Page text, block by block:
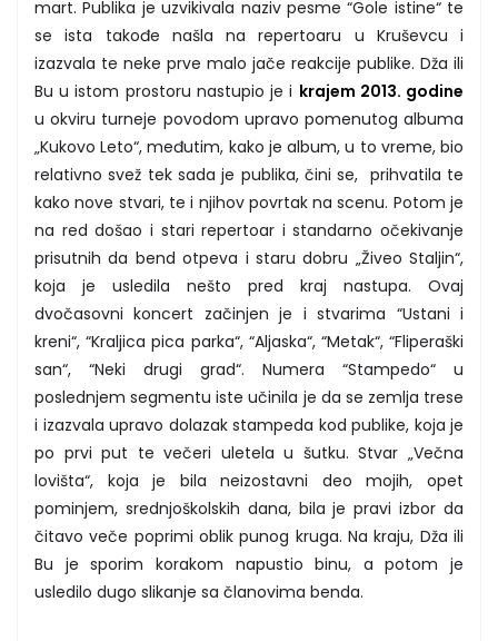
mart. Publika je uzvikivala naziv pesme “Gole istine“ te
se ista takođe našla na repertoaru u Kruševcu i
izazvala te neke prve malo jače reakcije publike. Dža ili
Bu u istom prostoru nastupio je i krajem 2013. godine
u okviru turneje povodom upravo pomenutog albuma
„Kukovo Leto“, međutim, kako je album, u to vreme, bio
relativno svež tek sada je publika, čini se, prihvatila te
kako nove stvari, te i njihov povrtak na scenu. Potom je
na red došao i stari repertoar i standarno očekivanje
prisutnih da bend otpeva i staru dobru „Živeo Staljin“,
koja je usledila nešto pred kraj nastupa. Ovaj
dvočasovni koncert začinjen je i stvarima “Ustani i
kreni“, “Kraljica pica parka“, “Aljaska“, “Metak“, “Fliperaški
san“, “Neki drugi grad“. Numera “Stampedo“ u
poslednjem segmentu iste učinila je da se zemlja trese
i izazvala upravo dolazak stampeda kod publike, koja je
po prvi put te večeri uletela u šutku. Stvar „Večna
lovišta“, koja je bila neizostavni deo mojih, opet
pominjem, srednjoškolskih dana, bila je pravi izbor da
čitavo veče poprimi oblik punog kruga. Na kraju, Dža ili
Bu je sporim korakom napustio binu, a potom je
usledilo dugo slikanje sa članovima benda.